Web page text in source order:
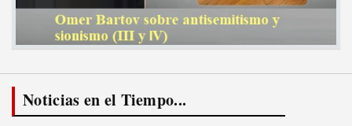
Noticias en el Tiempo...